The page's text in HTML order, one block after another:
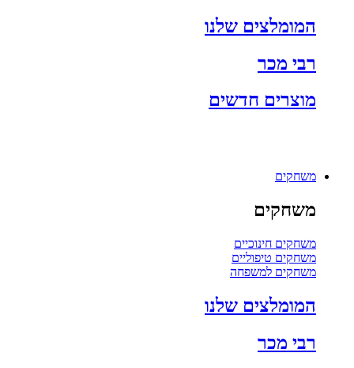
המומלצים שלנו
רבי מכר
מוצרים חדשים
משחקים
משחקים
משחקים חינוכיים
משחקים טיפוליים
משחקים למשפחה
המומלצים שלנו
רבי מכר